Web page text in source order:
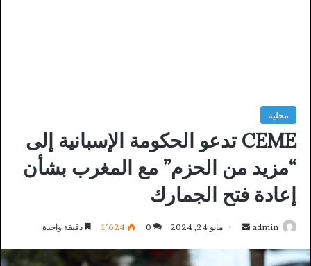
محلية
CEME تدعو الحكومة الإسبانية إلى
“مزيد من الحزم” مع المغرب بشأن
إعادة فتح الجمارك
admin
أرسل مايو 24, 2024 0 1٬624 دقيقة واحدة